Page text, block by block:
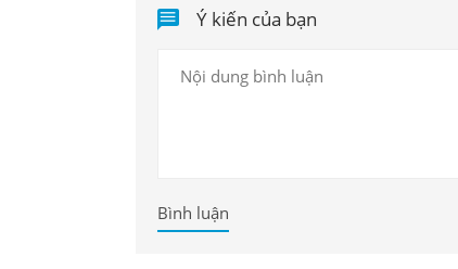
Ý kiến của bạn
Bình luận